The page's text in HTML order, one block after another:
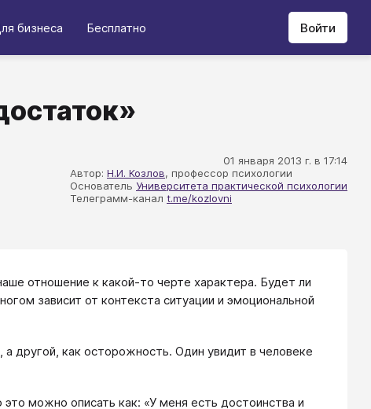
бизнеса Бесплатно Войти
01 января 2013 г. в 17:14
Автор: Н.И. Козлов, профессор психологии
Основатель Университета практической психологии
Телеграмм-канал t.me/kozlovni
отношение к какой-то черте характера. Будет ли
зависит от контекста ситуации и эмоциональной
другой, как осторожность. Один увидит в человеке
это можно описать как: «У меня есть достоинства и